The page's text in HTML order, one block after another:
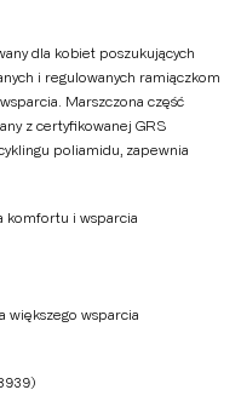
dla kobiet poszukujących
i regulowanych ramiączkom
Marszczona część
z certyfikowanej GRS
poliamidu, zapewnia
komfortu i wsparcia
większego wsparcia